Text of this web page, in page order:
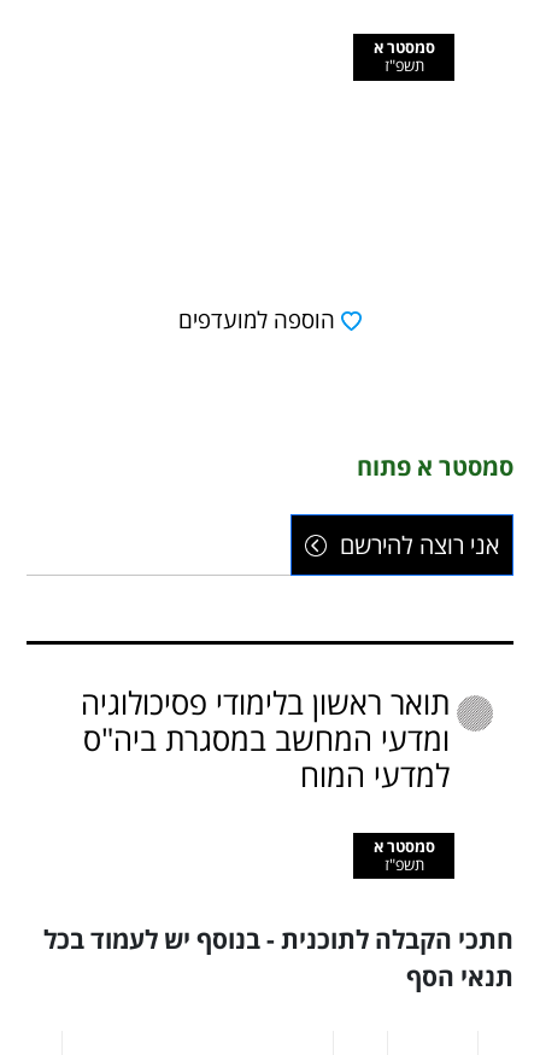
סמסטר א
תשפ"ז
הוספה למועדפים
סמסטר א פתוח
אני רוצה להירשם
תואר ראשון בלימודי פסיכולוגיה
ומדעי המחשב במסגרת ביה"ס
למדעי המוח
סמסטר א
תשפ"ז
חתכי הקבלה לתוכנית - בנוסף יש לעמוד בכל
תנאי הסף